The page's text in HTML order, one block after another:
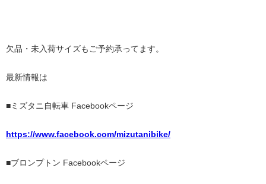
欠品・未入荷サイズもご予約承ってます。
最新情報は
■ミズタニ自転車 Facebookページ
https://www.facebook.com/mizutanibike/
■ブロンプトン Facebookページ